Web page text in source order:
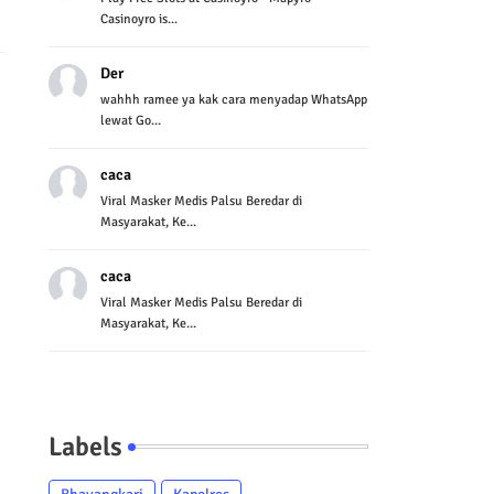
Casinoyro is...
Der
wahhh ramee ya kak cara menyadap WhatsApp
lewat Go...
caca
Viral Masker Medis Palsu Beredar di
Masyarakat, Ke...
caca
Viral Masker Medis Palsu Beredar di
Masyarakat, Ke...
Labels